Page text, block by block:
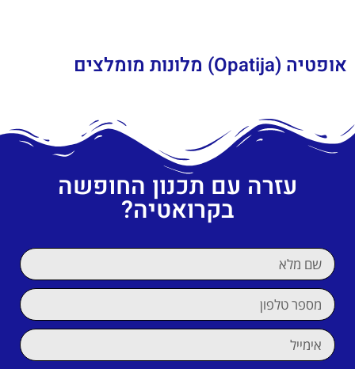
אופטיה (Opatija) מלונות מומלצים
עזרה עם תכנון החופשה
בקרואטיה?